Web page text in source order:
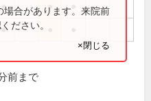
● ●
●
場合があります。来院前
ださい。
×閉じる
前まで